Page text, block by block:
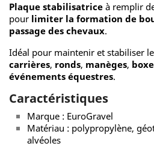
Plaque stabilisatrice à remplir
pour limiter la formation de
passage des chevaux.
Idéal pour maintenir et stabiliser
carrières, ronds, manèges,
événements équestres.
Caractéristiques
Marque : EuroGravel
Matériau : polypropylène,
alvéoles